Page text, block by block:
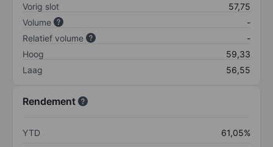
Vorig slot
57,75
Volume
-
Relatief volume
-
Hoog
59,33
Laag
56,55
Rendement
YTD
61,05%